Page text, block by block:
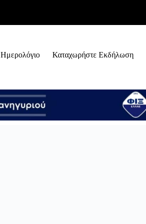
Ημερολόγιο Καταχωρήστε Εκδήλωση